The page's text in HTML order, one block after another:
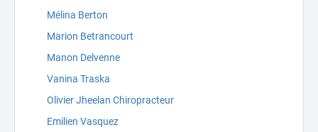
Mélina Berton
Marion Betrancourt
Manon Delvenne
Vanina Traska
Olivier Jheelan Chiropracteur
Emilien Vasquez